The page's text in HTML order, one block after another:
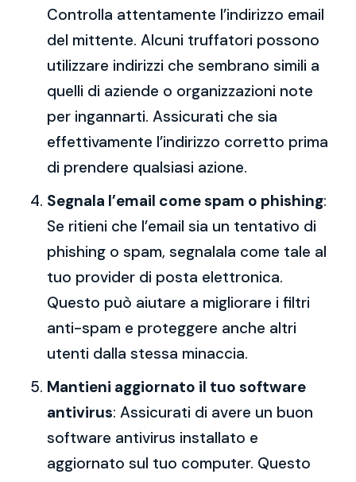
Controlla attentamente l’indirizzo email
del mittente. Alcuni truffatori possono
utilizzare indirizzi che sembrano simili a
quelli di aziende o organizzazioni note
per ingannarti. Assicurati che sia
effettivamente l’indirizzo corretto prima
di prendere qualsiasi azione.
Segnala l’email come spam o phishing:
Se ritieni che l’email sia un tentativo di
phishing o spam, segnalala come tale al
tuo provider di posta elettronica.
Questo può aiutare a migliorare i filtri
anti-spam e proteggere anche altri
utenti dalla stessa minaccia.
Mantieni aggiornato il tuo software
antivirus: Assicurati di avere un buon
software antivirus installato e
aggiornato sul tuo computer. Questo